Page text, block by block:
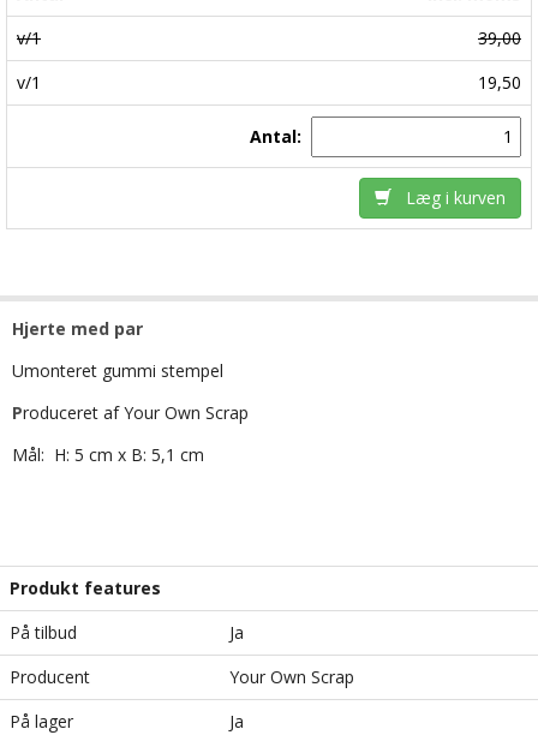
v/1
39,00
v/1
19,50
Antal:
Læg i kurven
Hjerte med par
Umonteret gummi stempel
Produceret af Your Own Scrap
Mål: H: 5 cm x B: 5,1 cm
Produkt features
På tilbud
Ja
Producent
Your Own Scrap
På lager
Ja